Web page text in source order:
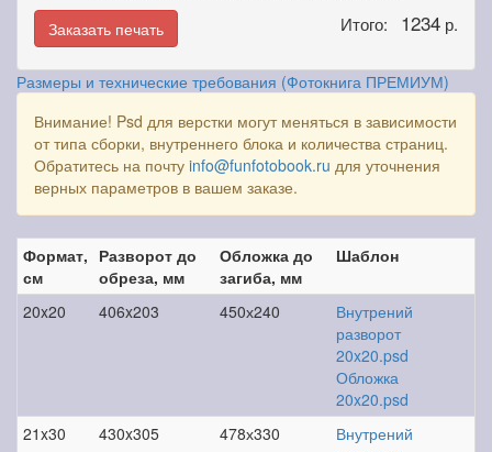
Заказать печать Итого: 1234 р.
Размеры и технические требования (Фотокнига ПРЕМИУМ)
Внимание! Psd для верстки могут меняться в зависимости
от типа сборки, внутреннего блока и количества страниц.
Обратитесь на почту info@funfotobook.ru для уточнения
верных параметров в вашем заказе.
Формат,
см
Разворот до
обреза, мм
Обложка до
загиба, мм
Шаблон
20x20 406x203 450х240
Внутрений
разворот
20x20.psd
Обложка
20x20.psd
21x30
430x305 478х330
Внутрений